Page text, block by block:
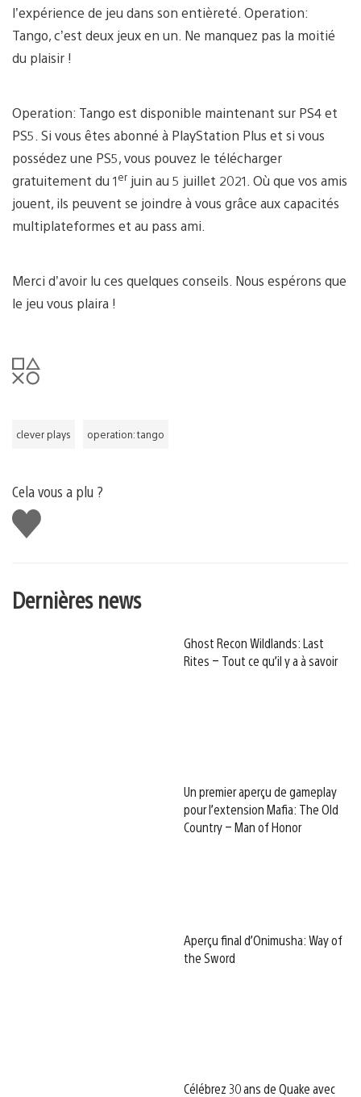
l’expérience de jeu dans son entièreté. Operation:
Tango, c’est deux jeux en un. Ne manquez pas la moitié
du plaisir !
Operation: Tango est disponible maintenant sur PS4 et
PS5. Si vous êtes abonné à PlayStation Plus et si vous
possédez une PS5, vous pouvez le télécharger
gratuitement du 1er juin au 5 juillet 2021. Où que vos amis
jouent, ils peuvent se joindre à vous grâce aux capacités
multiplateformes et au pass ami.
Merci d’avoir lu ces quelques conseils. Nous espérons que
le jeu vous plaira !
clever plays operation: tango
Cela vous a plu ?
J'aime
Dernières news
Ghost Recon Wildlands: Last
Rites – Tout ce qu’il y a à savoir
Un premier aperçu de gameplay
pour l’extension Mafia: The Old
Country – Man of Honor
Aperçu final d’Onimusha: Way of
the Sword
Célébrez 30 ans de Quake avec